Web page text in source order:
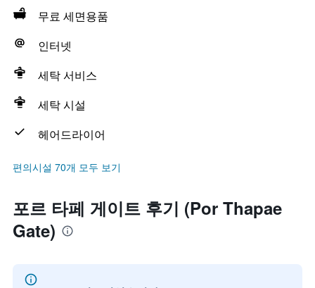
무료 세면용품
인터넷
세탁 서비스
세탁 시설
헤어드라이어
편의시설 70개 모두 보기
포르 타페 게이트 후기 (Por Thapae
Gate)